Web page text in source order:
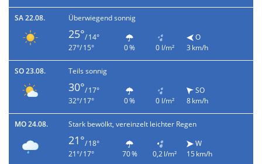
SA 22.08. Überwiegend sonnig
25°/ 14°
27°/ 15°
0 % 0 l/m²
O
3 km/h
SO 23.08. Teils sonnig
30°/ 17°
32°/ 17°
0 % 0 l/m²
SO
8 km/h
MO 24.08. Stark bewölkt, vereinzelt leichter Regen
21°/ 18°
21°/ 17°
70 % 0,2 l/m²
W
15 km/h